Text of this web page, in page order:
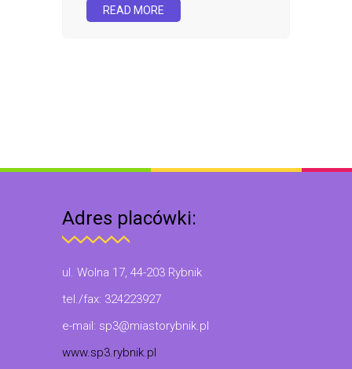
READ MORE
Adres placówki:
ul. Wolna 17, 44-203 Rybnik
tel./fax: 324223927
e-mail: sp3@miastorybnik.pl
www.sp3.rybnik.pl